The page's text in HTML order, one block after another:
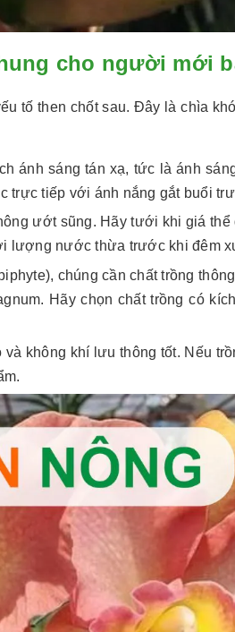
cho người mới
tố then chốt sau. Đây là chìa
ánh sáng tán xạ, tức là ánh
trực tiếp với ánh nắng gắt buổi
ướt sũng. Hãy tưới khi giá
lượng nước thừa trước khi đêm
chúng cần chất trồng
Hãy chọn chất trồng có
và không khí lưu thông tốt. Nếu